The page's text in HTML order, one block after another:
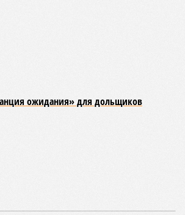
ожидания» для дольщиков